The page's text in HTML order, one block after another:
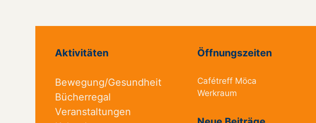
Aktivitäten
Bewegung/Gesundheit
Bücherregal
Veranstaltungen
Öffnungszeiten
Cafétreff Möca
Werkraum